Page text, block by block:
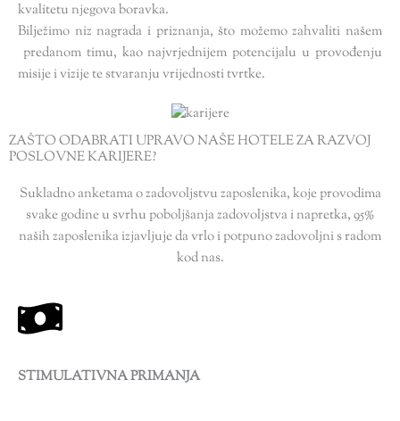
kvalitetu njegova boravka.
Bilježimo niz nagrada i priznanja, što možemo zahvaliti našem
predanom timu, kao najvrjednijem potencijalu u provođenju
misije i vizije te stvaranju vrijednosti tvrtke.
ZAŠTO ODABRATI UPRAVO NAŠE HOTELE ZA RAZVOJ
POSLOVNE KARIJERE?
Sukladno anketama o zadovoljstvu zaposlenika, koje provodima
svake godine u svrhu poboljšanja zadovoljstva i napretka, 95%
naših zaposlenika izjavljuje da vrlo i potpuno zadovoljni s radom
kod nas.
STIMULATIVNA PRIMANJA